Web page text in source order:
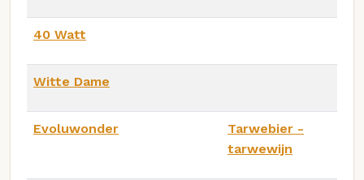
40 Watt
Witte Dame
Evoluwonder
Tarwebier -
tarwewijn